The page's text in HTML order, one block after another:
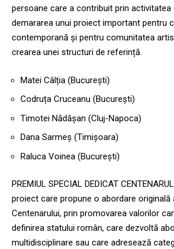
persoane care a contribuit prin activitatea
demararea unui proiect important pentru
contemporană și pentru comunitatea
crearea unei structuri de referință.
Matei Câlția (București)
Codruța Cruceanu (București)
Timotei Nădășan (Cluj-Napoca)
Dana Sarmeș (Timișoara)
Raluca Voinea (București)
PREMIUL SPECIAL DEDICAT
proiect care propune o abordare originală
Centenarului, prin promovarea valorilor
definirea statului român, care dezvoltă
multidisciplinare sau care adresează